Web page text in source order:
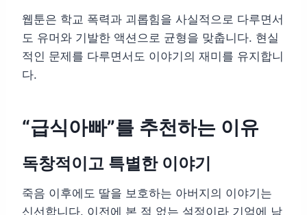
웹툰은 학교 폭력과 괴롭힘을 사실적으로 다루면서
도 유머와 기발한 액션으로 균형을 맞춥니다. 현실
적인 문제를 다루면서도 이야기의 재미를 유지합니
다.
“급식아빠”를 추천하는 이유
독창적이고 특별한 이야기
죽음 이후에도 딸을 보호하는 아버지의 이야기는
신선합니다. 이전에 본 적 없는 설정이라 기억에 남